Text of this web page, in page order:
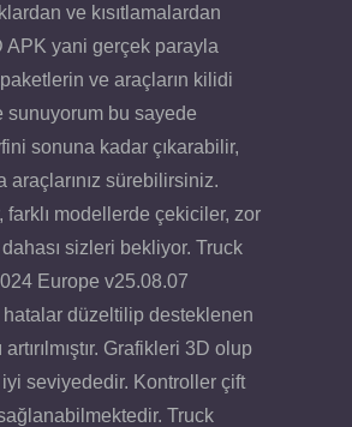
ve kısıtlamalardan
APK yani gerçek parayla
ve araçların kilidi
sunuyorum bu sayede
sonuna kadar çıkarabilir,
araçlarınız sürebilirsiniz.
farklı modellerde çekiciler, zor
sizleri bekliyor. Truck
Europe v25.08.07
düzeltilip desteklenen
artırılmıştır. Grafikleri 3D olup
seviyededir. Kontroller çift
Truck